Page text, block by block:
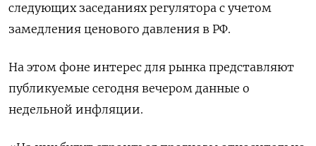
следующих заседаниях регулятора с учетом
замедления ценового давления в РФ.
На этом фоне интерес для рынка представляют
публикуемые сегодня вечером данные о
недельной инфляции.